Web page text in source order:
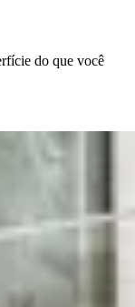
do que você